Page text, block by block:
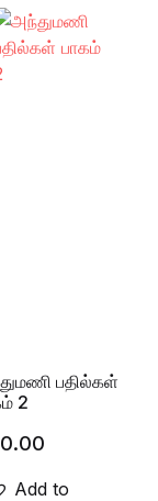
பதில்கள்
2
Add to